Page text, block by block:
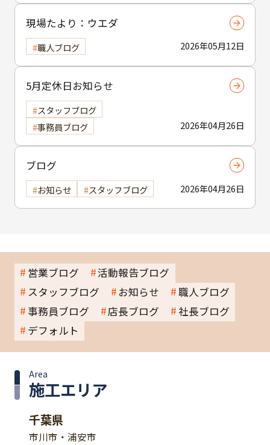
現場たより：ウエダ
2026年05月12日
職人ブログ
5月定休日お知らせ
2026年04月26日
スタッフブログ
事務員ブログ
ブログ
2026年04月26日
お知らせ スタッフブログ
営業ブログ
活動報告ブログ
スタッフブログ
お知らせ
職人ブログ
事務員ブログ
店長ブログ
社長ブログ
デフォルト
施工エリア
Area
千葉県
市川市・浦安市